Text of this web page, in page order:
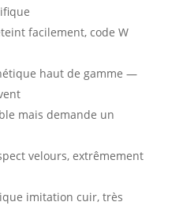
facilement, code W
haut de gamme —
mais demande un
velours, extrêmement
imitation cuir, très